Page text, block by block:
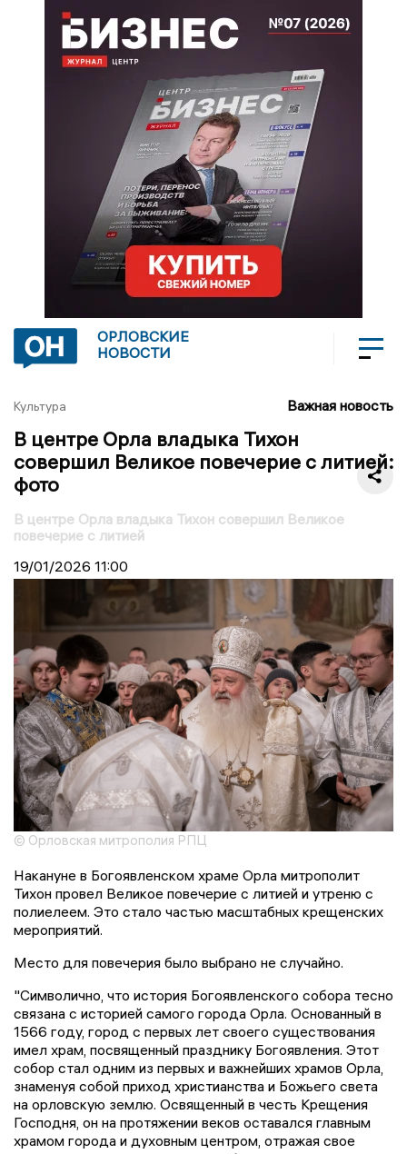
ОРЛОВСКИЕ
НОВОСТИ
Культура Важная новость
В центре Орла владыка Тихон
совершил Великое повечерие с литией:
фото
В центре Орла владыка Тихон совершил Великое
повечерие с литией
19/01/2026 11:00
© Орловская митрополия РПЦ
Накануне в Богоявленском храме Орла митрополит
Тихон провел Великое повечерие с литией и утреню с
полиелеем. Это стало частью масштабных крещенских
мероприятий.
Место для повечерия было выбрано не случайно.
"Символично, что история Богоявленского собора тесно
связана с историей самого города Орла. Основанный в
1566 году, город с первых лет своего существования
имел храм, посвященный празднику Богоявления. Этот
собор стал одним из первых и важнейших храмов Орла,
знаменуя собой приход христианства и Божьего света
на орловскую землю. Освященный в честь Крещения
Господня, он на протяжении веков оставался главным
храмом города и духовным центром, отражая свое